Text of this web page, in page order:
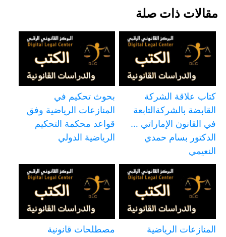
مقالات ذات صلة
كتاب علاقة الشركة
القابضة بالشركةالتابعة
في القانون الإماراتي …
الدكتور بسام حمدي
النعيمي
بحوث تحكيم في
المنازعات الرياضية وفق
قواعد محكمة التحكيم
الرياضية الدولي
المنازعات الرياضية
مصطلحات قانونية